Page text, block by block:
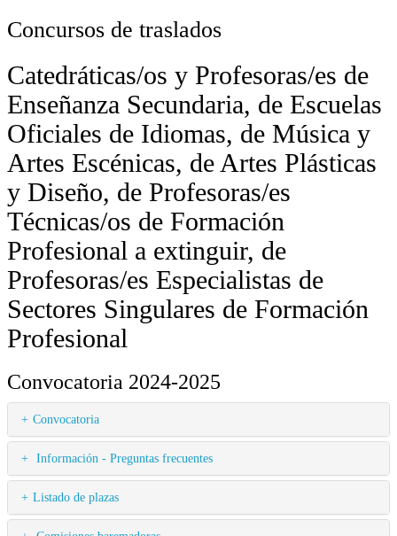
Concursos de traslados
Catedráticas/os y Profesoras/es de
Enseñanza Secundaria, de Escuelas
Oficiales de Idiomas, de Música y
Artes Escénicas, de Artes Plásticas
y Diseño, de Profesoras/es
Técnicas/os de Formación
Profesional a extinguir, de
Profesoras/es Especialistas de
Sectores Singulares de Formación
Profesional
Convocatoria 2024-2025
Convocatoria
Información - Preguntas frecuentes
Listado de plazas